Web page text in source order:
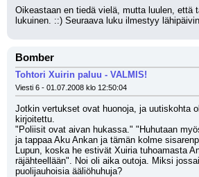
Oikeastaan en tiedä vielä, mutta luulen, että
lukuinen. ::) Seuraava luku ilmestyy
Bomber
Tohtori Xuirin paluu - VALMIS!
Viesti 6 - 01.07.2008 klo 12:50:04
Jotkin vertukset ovat huonoja, ja uutiskohta
kirjoitettu.
"Poliisit ovat aivan hukassa." "Huhutaan
ja tappaa Aku Ankan ja tämän kolme
Lupun, koska he estivät Xuiria tuhoamasta
räjähteellään". Noi oli aika outoja. Miksi
puolijauhoisia ääliöhuhuja?